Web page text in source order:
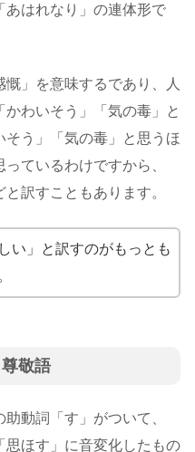
あはれなり」の連体形で
」を意味するであり、人
わいそう」「気の毒」と
う」「気の毒」と思うほ
ているわけですから、
訳すこともあります。
い」と訳すのがもっとも
敬語
動詞「す」がついて、
思ほす」に音変化したもの